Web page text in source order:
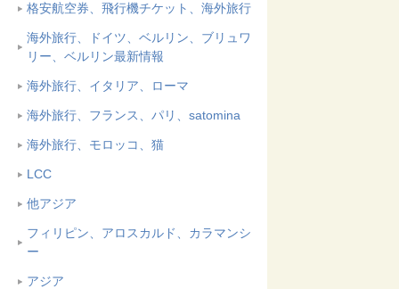
格安航空券、飛行機チケット、海外旅行
海外旅行、ドイツ、ベルリン、ブリュワ
リー、ベルリン最新情報
海外旅行、イタリア、ローマ
海外旅行、フランス、パリ、satomina
海外旅行、モロッコ、猫
LCC
他アジア
フィリピン、アロスカルド、カラマンシ
ー
アジア